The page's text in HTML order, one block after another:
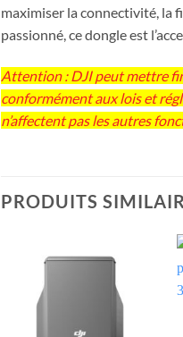
maximiser la connectivité, la
passionné, ce dongle est
Attention : DJI peut mettre
conformément aux lois et
n’affectent pas les autres
PRODUITS